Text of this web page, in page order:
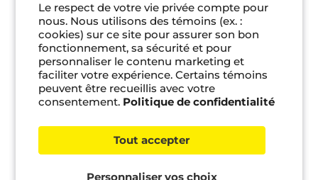
Le respect de votre vie privée compte pour
nous. Nous utilisons des témoins (ex. :
cookies) sur ce site pour assurer son bon
fonctionnement, sa sécurité et pour
personnaliser le contenu marketing et
faciliter votre expérience. Certains témoins
peuvent être recueillis avec votre
consentement. Politique de confidentialité
Personnaliser vos choix
Tout accepter
Je m'inscris
FacebookInstagramPinterest
© 2026 Bayard jeunesse •Gérer les témoins